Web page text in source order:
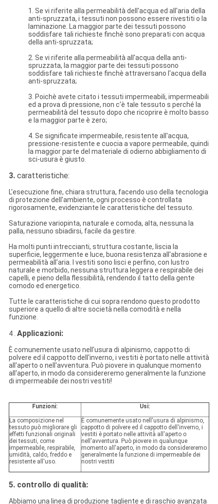
1. Se vi riferite alla permeabilità dell'acqua ed all'aria della
anti-spruzzata, i tessuti non possono essere rivestiti o la
laminazione. La maggior parte dei tessuti possono
soddisfare tali richieste finchè sono preparati con acqua
della anti-spruzzata;
2. Se vi riferite alla permeabilità all'acqua della anti-
spruzzata, la maggior parte dei tessuti possono
soddisfare tali richieste finchè attraversano l'acqua della
anti-spruzzata;
3. Poichè avete citato i tessuti impermeabili, impermeabili
ed a prova di pressione, non c'è tale tessuto s perché la
permeabilità del tessuto dopo che ricoprire è molto basso
e la maggior parte è zero;
4. Se significate impermeabile, resistente all'acqua,
pressione-resistente e cuocia a vapore permeabile, quindi
la maggior parte del materiale di odierno abbigliamento di
sci-usura è giusto.
3.caratteristiche:
L'esecuzione fine, chiara struttura, facendo uso della tecnologia
di protezione dell'ambiente, ogni processo è controllata
rigorosamente, evidenziante le caratteristiche del tessuto.
Saturazione variopinta, naturale e comoda, alta, nessuna la
palla, nessuno sbiadirsi, facile da gestire.
Ha molti punti intreccianti, struttura costante, liscia la
superficie, leggermente e luce, buona resistenza all'abrasione e
permeabilità all'aria. I vestiti sono lisci e perfino, con lustro
naturale e morbido, nessuna struttura leggera e respirabile dei
capelli, e pieno della flessibilità, rendendo il tatto della gente
comodo ed energetico.
Tutte le caratteristiche di cui sopra rendono questo prodotto
superiore a quello di altre società nella comodità e nella
funzione.
4 . Applicazioni:
È comunemente usato nell'usura di alpinismo, cappotto di
polvere ed il cappotto dell'inverno, i vestiti è portato nelle attività
all'aperto o nell'avventura. Può piovere in qualunque momento
all'aperto, in modo da considereremo generalmente la funzione
di impermeabile dei nostri vestiti!
Funzioni: Usi:
La composizione nel
tessuto può migliorare gli
effetti funzionali originali
dei tessuti, come
impermeabile, respirabile,
umidità, caldo, freddo e
resistente all'uso.
È comunemente usato nell'usura di alpinismo,
cappotto di polvere ed il cappotto dell'inverno, i
vestiti è portato nelle attività all'aperto o
nell'avventura. Può piovere in qualunque
momento all'aperto, in modo da considereremo
generalmente la funzione di impermeabile dei
nostri vestiti
5. controllo di qualità:
Abbiamo una linea di produzione tagliente e di raschio avanzata